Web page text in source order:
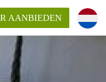
AANBIEDEN